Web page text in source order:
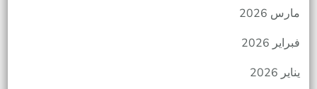
مارس 2026
فبراير 2026
يناير 2026